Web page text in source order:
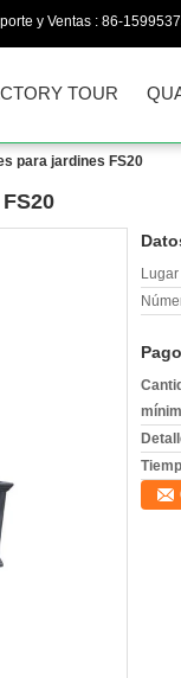
y Ventas : 86-
TOUR
para jardines FS20